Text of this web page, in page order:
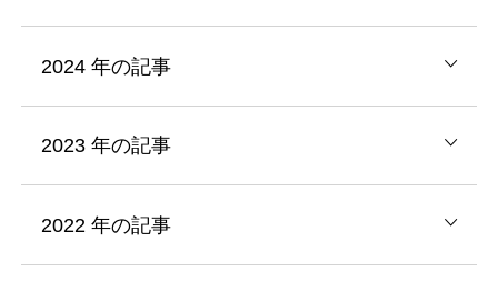
2024 年の記事
2023 年の記事
2022 年の記事